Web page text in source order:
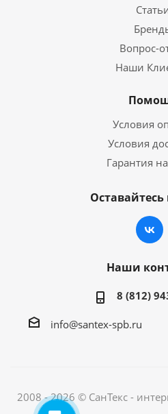
Вопрос-
Наши
Условия
Условия
Гарантия
Оставайтесь
Наши
8 (812)
info@santex-spb.ru
2008 - 2026 © СанТекс -